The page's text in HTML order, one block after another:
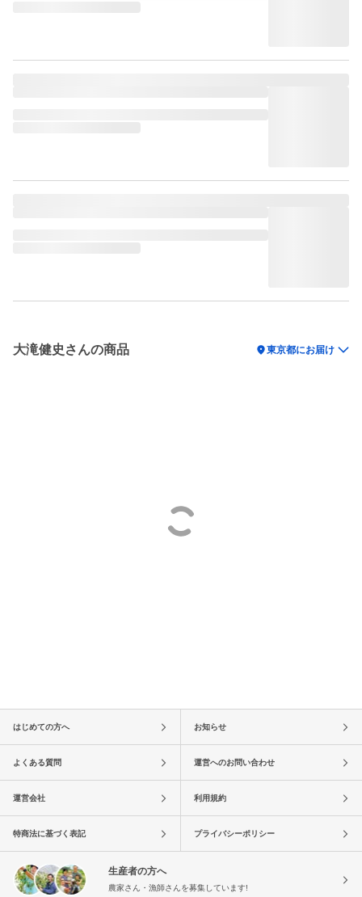
大滝健史さんの商品 location_on東京都にお届け
はじめての方へ お知らせ
よくある質問 運営へのお問い合わせ
運営会社 利用規約
特商法に基づく表記 プライバシーポリシー
生産者の方へ
農家さん・漁師さんを募集しています!